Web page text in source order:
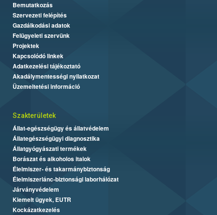
Bemutatkozás
Szervezeti felépítés
Gazdálkodási adatok
Felügyeleti szervünk
Projektek
Kapcsolódó linkek
Adatkezelési tájékoztató
Akadálymentességi nyilatkozat
Üzemeltetési információ
Szakterületek
Állat-egészségügy és állatvédelem
Állategészségügyi diagnosztika
Állatgyógyászati termékek
Borászat és alkoholos italok
Élelmiszer- és takarmánybiztonság
Élelmiszerlánc-biztonsági laborhálózat
Járványvédelem
Kiemelt ügyek, EUTR
Kockázatkezelés